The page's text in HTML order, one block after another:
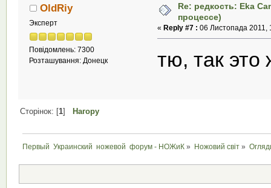
OldRiy
Эксперт
Повідомлень: 7300
Розташування: Донецк
Re: редкость: Eka
процессе)
«Reply #7 : 06 Листопада 2011,
тю, так это
Сторінок: [1] Нагору
Первый  Украинский  ножевой  форум - НОЖиК » Ножовий світ »